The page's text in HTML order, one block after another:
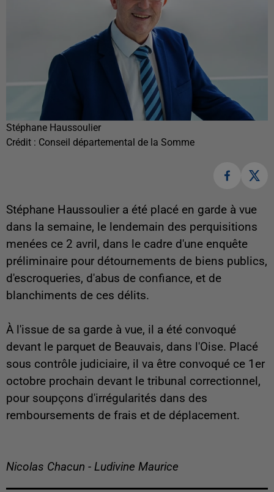
Stéphane Haussoulier
Crédit : Conseil départemental de la Somme
Stéphane Haussoulier a été placé en garde à vue
dans la semaine, le lendemain des perquisitions
menées ce 2 avril, dans le cadre d'une enquête
préliminaire pour détournements de biens publics,
d'escroqueries, d'abus de confiance, et de
blanchiments de ces délits.
À l'issue de sa garde à vue, il a été convoqué
devant le parquet de Beauvais, dans l'Oise. Placé
sous contrôle judiciaire, il va être convoqué ce 1er
octobre prochain devant le tribunal correctionnel,
pour soupçons d'irrégularités dans des
remboursements de frais et de déplacement.
Nicolas Chacun - Ludivine Maurice